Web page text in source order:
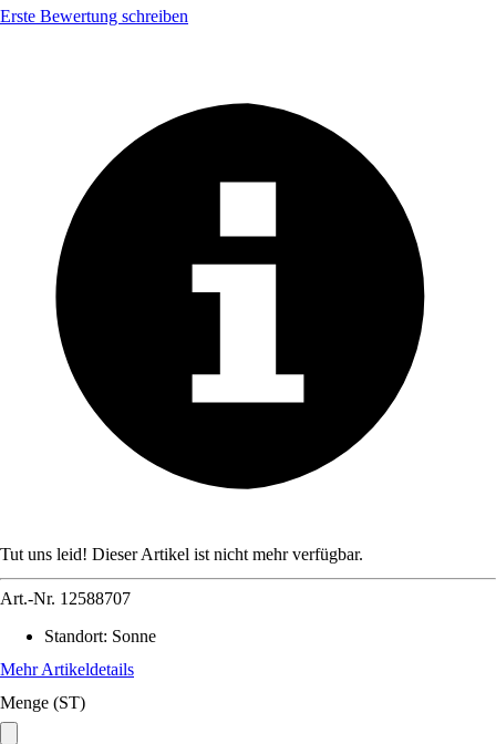
Erste Bewertung schreiben
Tut uns leid! Dieser Artikel ist nicht mehr verfügbar.
Art.-Nr. 12588707
Standort: Sonne
Mehr Artikeldetails
Menge (ST)